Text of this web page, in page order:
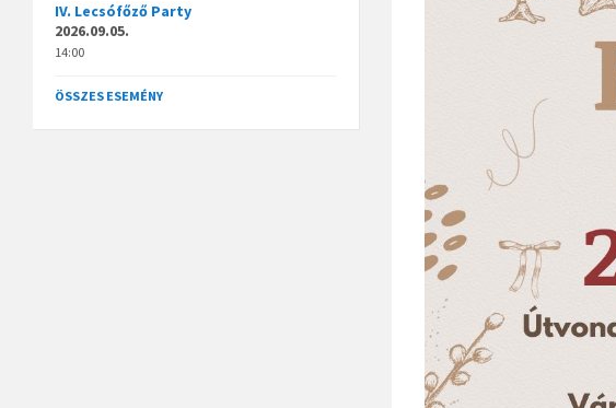
IV. Lecsófőző Party
2026.09.05.
14:00
ÖSSZES ESEMÉNY